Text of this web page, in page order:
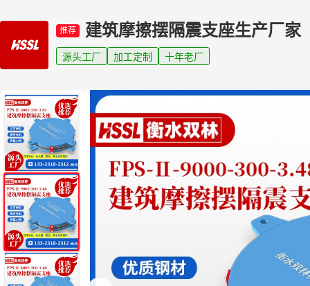
推荐 建筑摩擦摆隔震支座生产厂家
源头工厂 加工定制 十年老厂